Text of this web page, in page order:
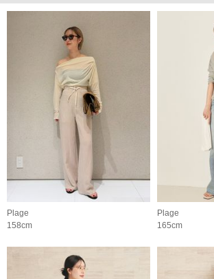
Plage
158cm
Plage
165cm